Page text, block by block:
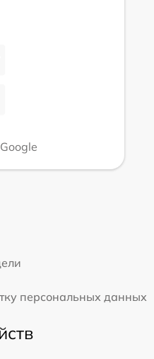
персональных данных